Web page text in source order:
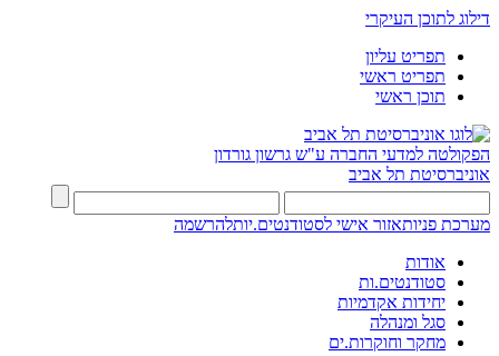
דילוג לתוכן העיקרי
תפריט עליון
תפריט ראשי
תוכן ראשי
הפקולטה למדעי החברה ע"ש גרשון גורדון
אוניברסיטת תל אביב
מערכת פניותאזור אישי לסטודנטים.יותלהרשמה
אודות
סטודנטים.ות
יחידות אקדמיות
סגל ומנהלה
מחקר וחוקרות.ים